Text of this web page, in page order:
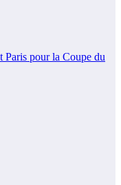
Paris pour la Coupe du